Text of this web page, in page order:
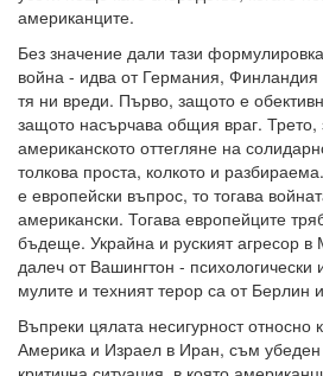
американците.
Без значение дали тази
война - идва от Германия, Финландия
тя ни вреди. Първо, защото е
защото насърчава общия враг. Трето,
американското оттегляне на
толкова проста, колкото и
е европейски въпрос, то тогава
американски. Тогава европейците
бъдеще. Украйна и руският агресор в
далеч от Вашингтон - психологически
мулите и техният терор са от Берлин
Въпреки цялата несигурност относно
Америка и Израел в Иран, съм убеден